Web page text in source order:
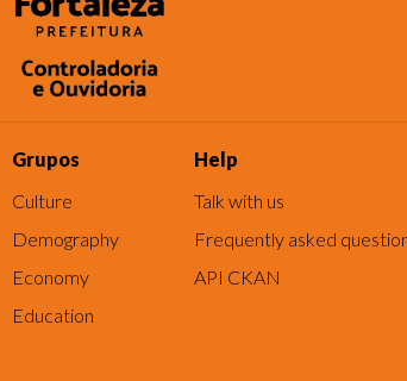
Grupos
Culture
Demography
Economy
Education
Help
Talk with us
Frequently asked
API CKAN